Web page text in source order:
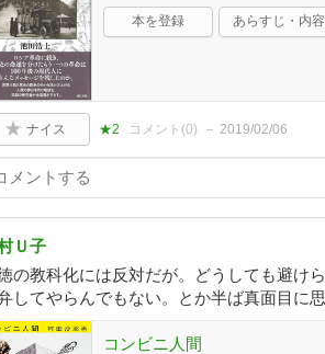
本を登録 あらすじ・内容
ナイス ★2 コメント(0) 2019/02/06
Ｕ子
の教科化には反対だが。どうしても避け
してやらんでもない。とか半ば真面目に思
コンビニ人間